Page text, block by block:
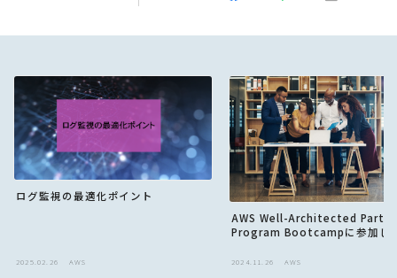
ログ監視の最適化ポイント
2025.02.26 AWS
AWS Well-Architected
Program Bootcampに参加し
2024.11.26 AWS